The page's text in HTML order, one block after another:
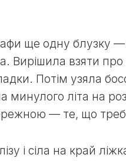
ще одну блузку
Вирішила взяти
Потім узяла
минулого літа на
— те, що
і сіла на край